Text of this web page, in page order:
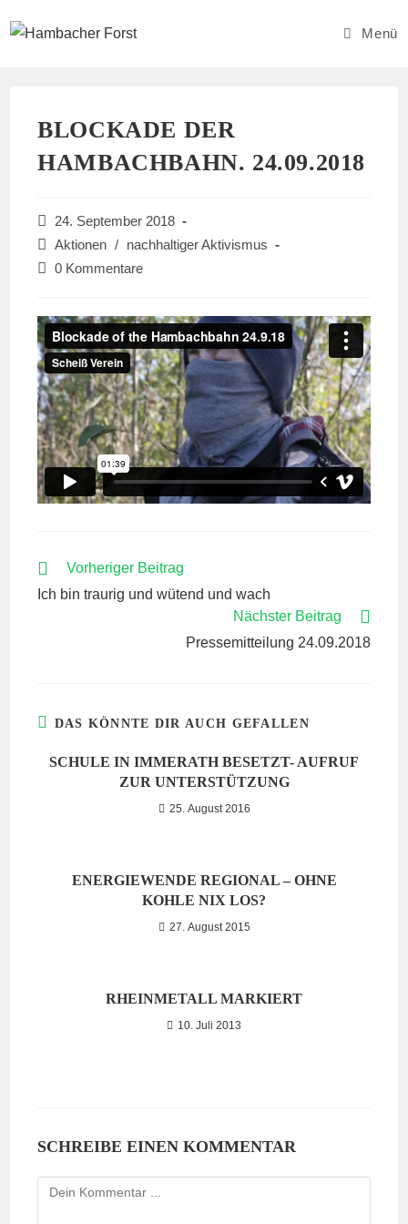
Inhalt
Menü
BLOCKADE DER
HAMBACHBAHN. 24.09.2018
Beitrag
veröffentlicht:
24. September 2018
Beitrags-
Kategorie:
Aktionen /
nachhaltiger Aktivismus
Beitrags-
0 Kommentare
WEITERE
ANSEHEN
Vorheriger Beitrag
Ich bin traurig und wütend und wach
Nächster Beitrag
Pressemitteilung 24.09.2018
DAS KÖNNTE DIR AUCH GEFALLEN
SCHULE IN IMMERATH BESETZT- AUFRUF
ZUR UNTERSTÜTZUNG
25. August 2016
ENERGIEWENDE REGIONAL – OHNE
KOHLE NIX LOS?
27. August 2015
RHEINMETALL MARKIERT
10. Juli 2013
SCHREIBE EINEN KOMMENTAR
Kommentieren